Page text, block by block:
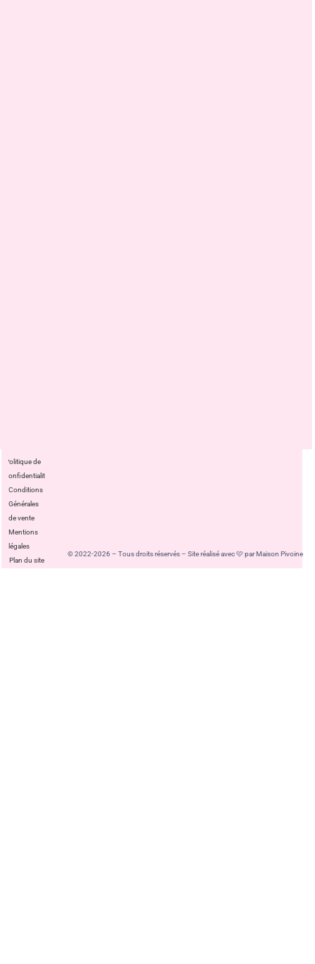
Politique de
confidentialité
Conditions
Générales
de vente
Mentions
légales
Plan du site
© 2022-2026 – Tous droits réservés – Site réalisé avec 🩷 par Maison Pivoine